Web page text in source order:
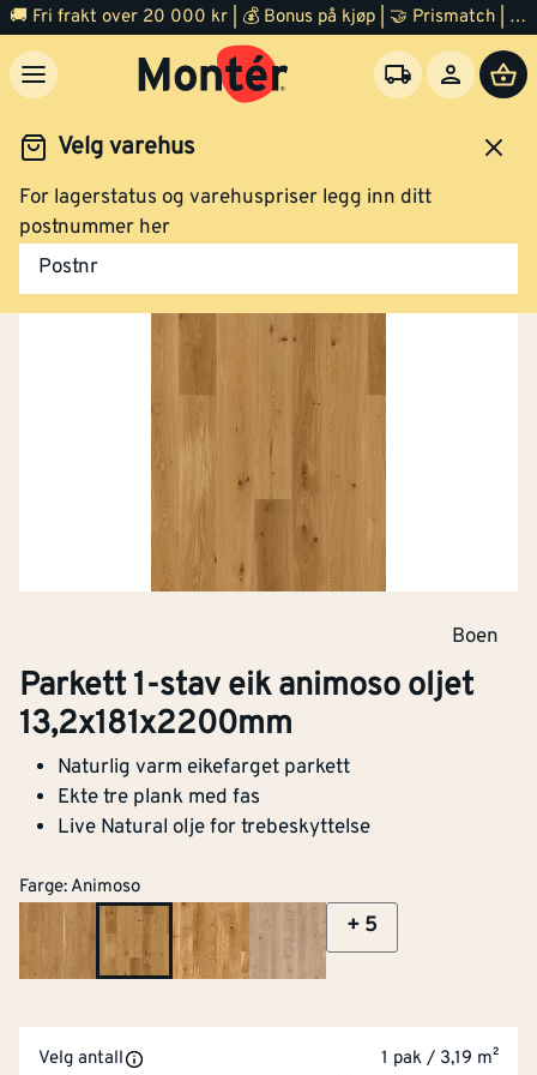
🚚 Fri frakt over 20 000 kr | 💰 Bonus på kjøp | 🤝 Prismatch | ⭐ 100% fornøyd garanti | 🏪 140 byggevarehus
Velg varehus
For lagerstatus og varehuspriser legg inn ditt
postnummer her
Postnr
Gulv Parkett
Boen
Parkett 1-stav eik animoso oljet
13,2x181x2200mm
Naturlig varm eikefarget parkett
Ekte tre plank med fas
Live Natural olje for trebeskyttelse
Farge: Animoso
+ 5
Velg antall 1 pak / 3,19 m²
Bredde [mm] 181
Tykkelse [mm] 13.2
Lengde (mm) [mm] 2200